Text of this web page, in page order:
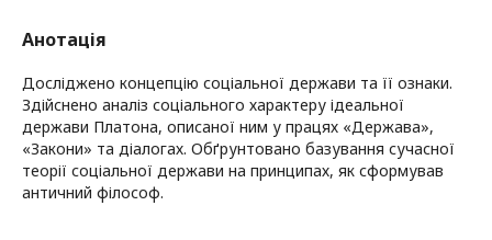
Анотація
Досліджено концепцію соціальної держави та її ознаки.
Здійснено аналіз соціального характеру ідеальної
держави Платона, описаної ним у працях «Держава»,
«Закони» та діалогах. Обґрунтовано базування сучасної
теорії соціальної держави на принципах, як сформував
античний філософ.